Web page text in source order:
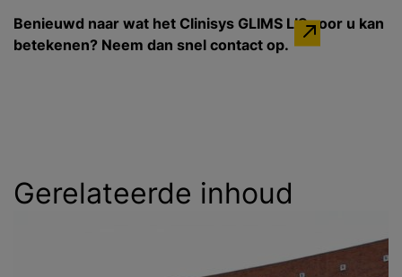
Benieuwd naar wat het Clinisys GLIMS LIS voor u kan
betekenen? Neem dan snel contact op.
Gerelateerde inhoud